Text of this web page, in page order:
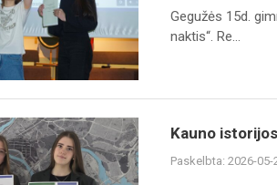
Gegužės 15d.
naktis“. Re...
Kauno
Paskelbta: 2026-05-